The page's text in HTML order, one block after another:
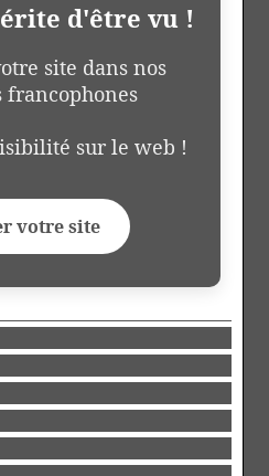
d'être vu !
site dans nos
francophones
sur le web !
votre site